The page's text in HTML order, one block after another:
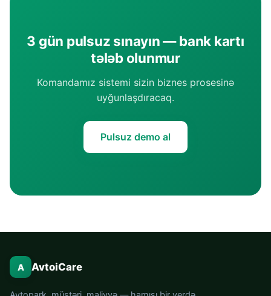
3 gün pulsuz sınayın — bank kartı
tələb olunmur
Komandamız sistemi sizin biznes prosesinə
uyğunlaşdıracaq.
Pulsuz demo al
A AvtoiCare